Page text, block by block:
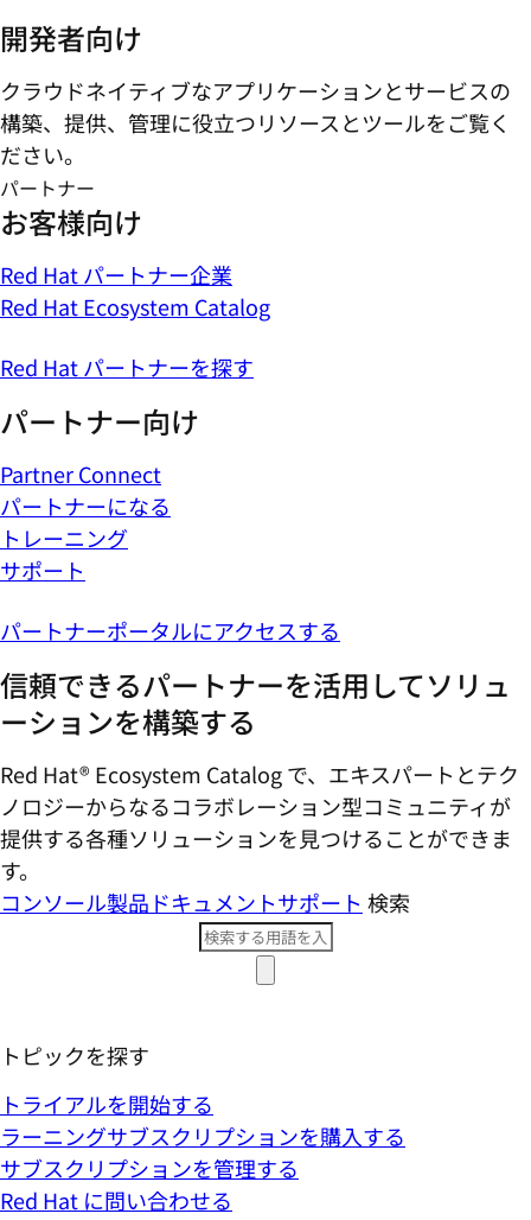
開発者向け
クラウドネイティブなアプリケーションとサービスの
構築、提供、管理に役立つリソースとツールをご覧く
ださい。
パートナー
お客様向け
Red Hat パートナー企業
Red Hat Ecosystem Catalog
Red Hat パートナーを探す
パートナー向け
Partner Connect
パートナーになる
トレーニング
サポート
パートナーポータルにアクセスする
信頼できるパートナーを活用してソリュ
ーションを構築する
Red Hat® Ecosystem Catalog で、エキスパートとテク
ノロジーからなるコラボレーション型コミ​ュニティが
提供する各種ソリューションを見つけることができま
す。
コンソール製品ドキュメントサポート 検索
トピックを探す
トライアルを開始する
ラーニングサブスクリプションを購入する
サブスクリプションを管理する
Red Hat に問い合わせる